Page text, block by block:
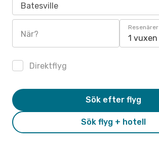
Batesville
När?
Resenärer
1 vuxen
Direktflyg
Sök flyg + hotell
Sök efter flyg